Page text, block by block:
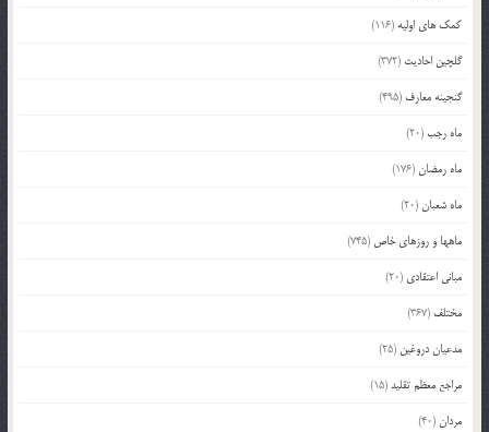
کمک های اولیه (116)
گلچین احادیث (372)
گنجینه معارف (495)
ماه رجب(20)
ماه رمضان(176)
ماه شعبان(20)
ماهها و روزهای خاص (745)
مبانی اعتقادی (20)
مختلف (367)
مدعیان دروغین (25)
مراجع معظم تقلید(15)
مردان(40)